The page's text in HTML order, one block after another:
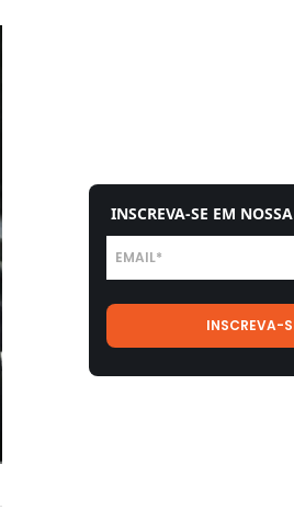
INSCREVA-SE EM